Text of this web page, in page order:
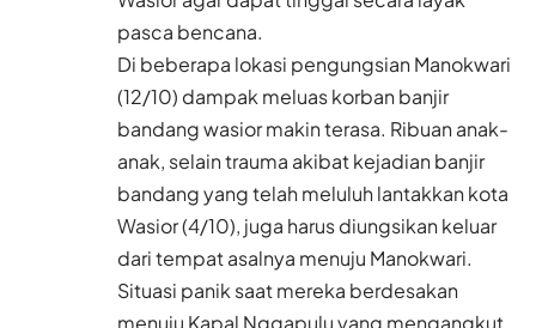
pasca bencana.
Di beberapa lokasi pengungsian Manokwari
(12/10) dampak meluas korban banjir
bandang wasior makin terasa. Ribuan anak-
anak, selain trauma akibat kejadian banjir
bandang yang telah meluluh lantakkan kota
Wasior (4/10), juga harus diungsikan keluar
dari tempat asalnya menuju Manokwari.
Situasi panik saat mereka berdesakan
menuju Kapal Nggapulu yang mengangkut